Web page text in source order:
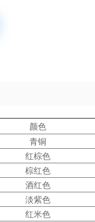
颜色
青铜
红棕色
棕红色
酒红色
淡紫色
红米色